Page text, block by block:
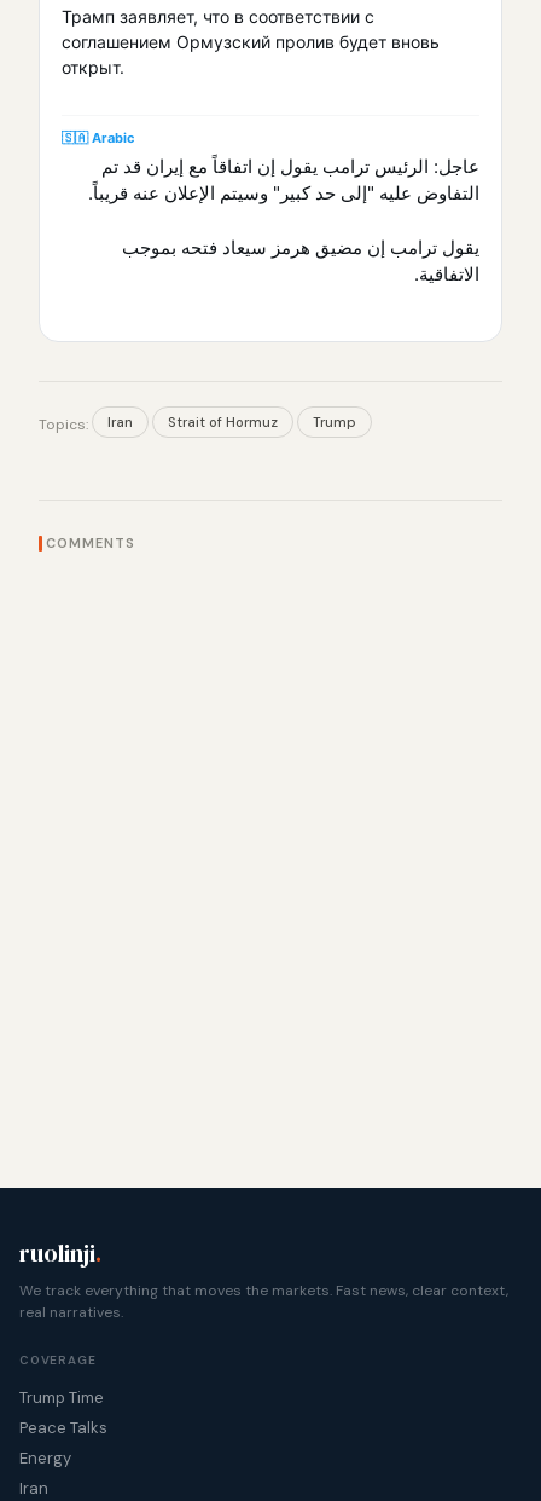
Трамп заявляет, что в соответствии с
соглашением Ормузский пролив будет вновь
открыт.
🇸🇦 Arabic
عاجل: الرئيس ترامب يقول إن اتفاقاً مع إيران قد تم
التفاوض عليه "إلى حد كبير" وسيتم الإعلان عنه قريباً.
يقول ترامب إن مضيق هرمز سيعاد فتحه بموجب
الاتفاقية.
Topics: Iran Strait of Hormuz Trump
COMMENTS
ruolinji.
We track everything that moves the markets. Fast news, clear context,
real narratives.
COVERAGE
Trump Time
Peace Talks
Energy
Iran